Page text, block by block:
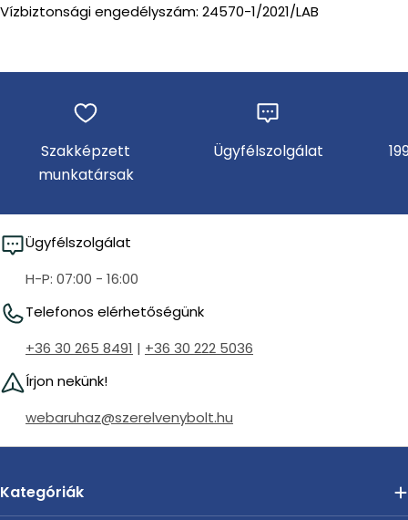
Vízbiztonsági engedélyszám: 24570-1/2021/LAB
Szakképzett
munkatársak
Ügyfélszolgálat
Ügyfélszolgálat
H-P: 07:00 - 16:00
Telefonos elérhetőségünk
+36 30 265 8491 | +36 30 222 5036
Írjon nekünk!
webaruhaz@szerelvenybolt.hu
Kategóriák